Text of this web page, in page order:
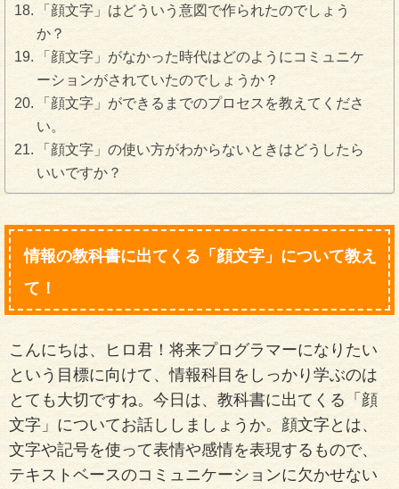
「顔文字」はどういう意図で作られたのでしょう
か？
「顔文字」がなかった時代はどのようにコミュニケ
ーションがされていたのでしょうか？
「顔文字」ができるまでのプロセスを教えてくださ
い。
「顔文字」の使い方がわからないときはどうしたら
いいですか？
情報の教科書に出てくる「顔文字」について教え
て！
こんにちは、ヒロ君！将来プログラマーになりたい
という目標に向けて、情報科目をしっかり学ぶのは
とても大切ですね。今日は、教科書に出てくる「顔
文字」についてお話ししましょうか。顔文字とは、
文字や記号を使って表情や感情を表現するもので、
テキストベースのコミュニケーションに欠かせない